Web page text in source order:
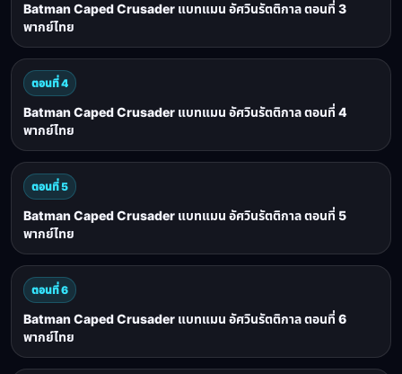
Batman Caped Crusader แบทแมน อัศวินรัตติกาล ตอนที่ 3
พากย์ไทย
ตอนที่ 4
Batman Caped Crusader แบทแมน อัศวินรัตติกาล ตอนที่ 4
พากย์ไทย
ตอนที่ 5
Batman Caped Crusader แบทแมน อัศวินรัตติกาล ตอนที่ 5
พากย์ไทย
ตอนที่ 6
Batman Caped Crusader แบทแมน อัศวินรัตติกาล ตอนที่ 6
พากย์ไทย